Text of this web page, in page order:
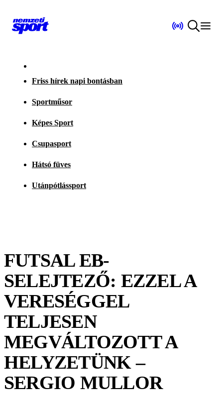
Friss hírek napi bontásban
Sportműsor
Képes Sport
Csupasport
Hátsó füves
Utánpótlássport
FUTSAL EB-
SELEJTEZŐ: EZZEL A
VERESÉGGEL
TELJESEN
MEGVÁLTOZOTT A
HELYZETÜNK –
SERGIO MULLOR